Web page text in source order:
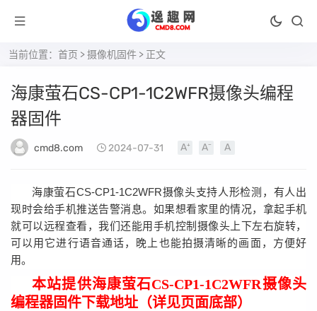
当前位置： 首页 >摄像机固件 > 正文
海康萤石CS-CP1-1C2WFR摄像头编程
器固件
cmd8.com 2024-07-31
海康萤石CS-CP1-1C2WFR摄像头支持人形检测，有人出
现时会给手机推送告警消息。如果想看家里的情况，拿起手机
就可以远程查看，我们还能用手机控制摄像头上下左右旋转，
可以用它进行语音通话，晚上也能拍摄清晰的画面，方便好
用。
本站提供海康萤石CS-CP1-1C2WFR摄像头
编程器固件下载地址（详见页面底部）